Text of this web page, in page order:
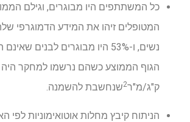
נשים, ו-53% היו מבוגרים לבנים
ק"ג/מ"ר2שנחשבת להשמנה.
הניתוח קיבץ מחלות אוטואימוניות לפי